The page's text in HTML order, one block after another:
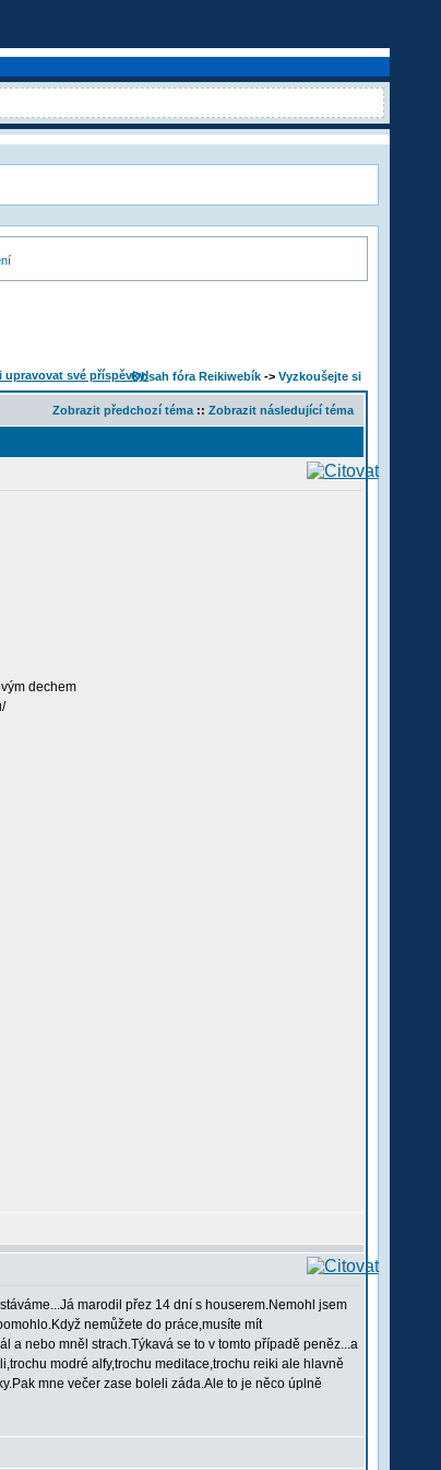
Obsah fóra Reikiwebík-> Vyzkoušejte si
Zobrazit předchozí téma:: Zobrazit následující téma
dechem
marodil přez 14 dní s houserem.Nemohl jsem
nemůžete do práce,musíte mít
nebo mněl strach.Týkavá se to v tomto případě peněz...a
modré alfy,trochu meditace,trochu reiki ale hlavně
mne večer zase boleli záda.Ale to je něco úplně